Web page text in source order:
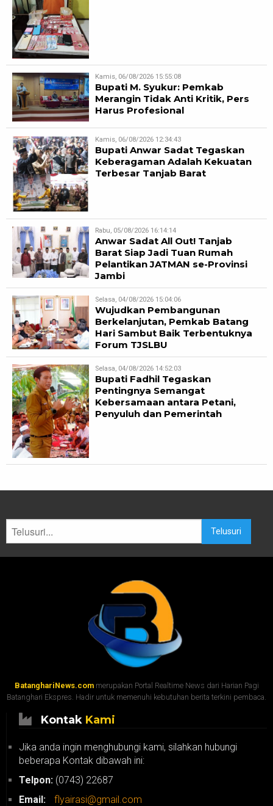
Kamis, 06/08/2026 15:55:08
Bupati M. Syukur: Pemkab
Merangin Tidak Anti Kritik, Pers
Harus Profesional
Kamis, 06/08/2026 12:34:43
Bupati Anwar Sadat Tegaskan
Keberagaman Adalah Kekuatan
Terbesar Tanjab Barat
Rabu, 05/08/2026 16:14:14
Anwar Sadat All Out! Tanjab
Barat Siap Jadi Tuan Rumah
Pelantikan JATMAN se-Provinsi
Jambi
Selasa, 04/08/2026 15:04:06
Wujudkan Pembangunan
Berkelanjutan, Pemkab Batang
Hari Sambut Baik Terbentuknya
Forum TJSLBU
Selasa, 04/08/2026 14:52:03
Bupati Fadhil Tegaskan
Pentingnya Semangat
Kebersamaan antara Petani,
Penyuluh dan Pemerintah
Telusuri
BatanghariNews.commerupakan Portal Realtime News dari Harian Pagi
Batanghari Ekspres. Hadir untuk memenuhi kebutuhan berita terkini pembaca.
Kontak Kami
Jika anda ingin menghubungi kami, silahkan hubungi
beberapa Kontak dibawah ini:
Telpon: (0743) 22687
Email:
flyairasi@gmail.com